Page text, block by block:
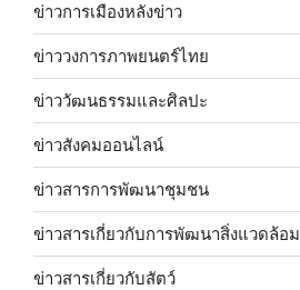
ข่าวการเมืองหลังข่าว
ข่าววงการภาพยนตร์ไทย
ข่าววัฒนธรรมและศิลปะ
ข่าวสังคมออนไลน์
ข่าวสารการพัฒนาชุมชน
ข่าวสารเกี่ยวกับการพัฒนาสิ่งแวดล้อม
ข่าวสารเกี่ยวกับสัตว์